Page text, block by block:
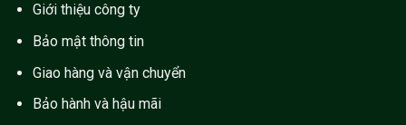
Giới thiệu công ty
Bảo mật thông tin
Giao hàng và vận chuyển
Bảo hành và hậu mãi